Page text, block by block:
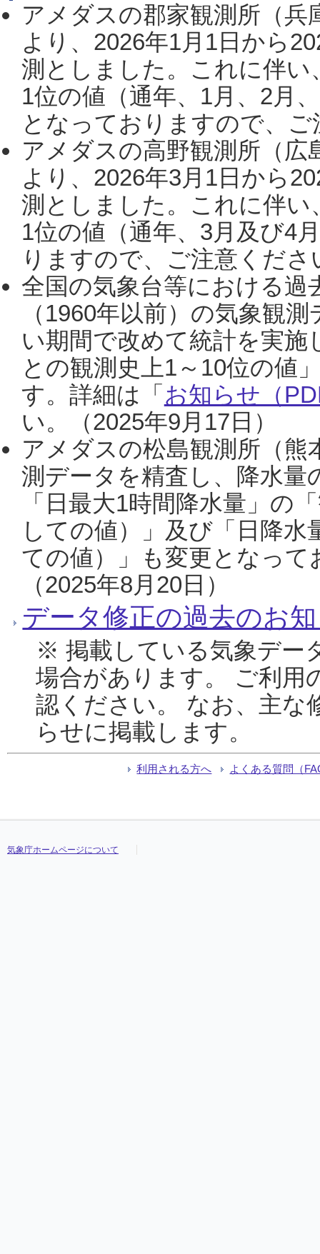
アメダスの郡家観測所（
より、2026年1月1日から
測としました。これに伴い
1位の値（通年、1月、2月
となっておりますので、
アメダスの高野観測所（
より、2026年3月1日から
測としました。これに伴い
1位の値（通年、3月及び4
りますので、ご注意くだ
全国の気象台等における過
（1960年以前）の気象観
い期間で改めて統計を実
との観測史上1～10位の値
す。詳細は「 お知らせ（
い。（2025年9月17日）
アメダスの松島観測所（熊
測データを精査し、降水
「日最大1時間降水量」の
しての値）」及び「日降
ての値）」も変更となっ
（2025年8月20日）
データ修正の過去のお
※ 掲載している気象デー
場合があります。 ご利用
認ください。 なお、主な
らせに掲載します。
利用される方へ よくある質問（
気象庁ホームページについて